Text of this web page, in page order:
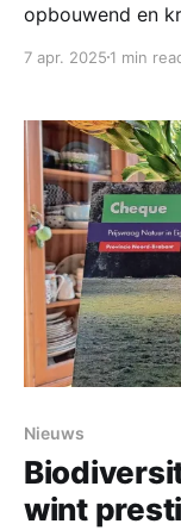
opbouwend en
we door de
een
een eerder
7 apr. 2025 1 min
Nieuws
wint